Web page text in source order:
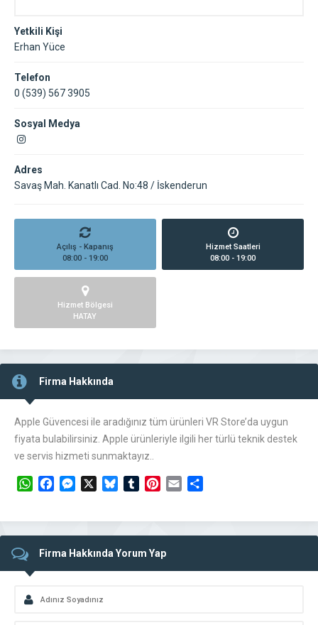
Yetkili Kişi
Erhan Yüce
Telefon
0 (539) 567 3905
Sosyal Medya
Adres
Savaş Mah. Kanatlı Cad. No:48 / İskenderun
Açılış - Kapanış
08:00 - 19:00
Hizmet Saatleri
08:00 - 19:00
Hizmet Bölgesi
HATAY
Firma Hakkında
Apple Güvencesi ile aradığınız tüm ürünleri VR Store’da uygun
fiyata bulabilirsiniz. Apple ürünleriyle ilgili her türlü teknik destek
ve servis hizmeti sunmaktayız..
WhatsAppFacebookMessengerBlueskyTumblrPinterest
Email
Firma Hakkında Yorum Yap